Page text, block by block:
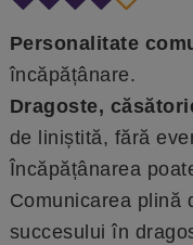
Personalitate
încăpățânare.
Dragoste,
de liniștită, fără
Încăpățânarea
Comunicarea plină
succesului în